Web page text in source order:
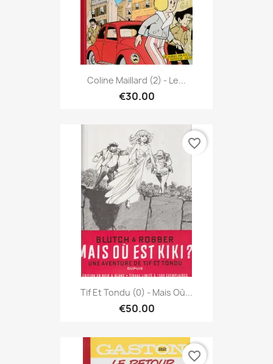
Coline Maillard (2) - Le...
€30.00
Tif Et Tondu (0) - Mais Où...
€50.00
favorite_border
favorite_border